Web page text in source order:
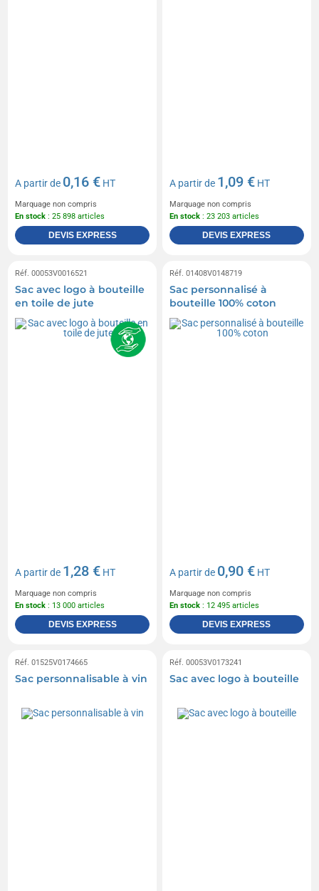
A partir de 0,16 € HT
Marquage non compris
En stock : 25 898 articles
DEVIS EXPRESS
A partir de 1,09 € HT
Marquage non compris
En stock : 23 203 articles
DEVIS EXPRESS
Réf. 00053V0016521
Sac avec logo à bouteille
en toile de jute
A partir de 1,28 € HT
Marquage non compris
En stock : 13 000 articles
DEVIS EXPRESS
Réf. 01408V0148719
Sac personnalisé à
bouteille 100% coton
A partir de 0,90 € HT
Marquage non compris
En stock : 12 495 articles
DEVIS EXPRESS
Réf. 01525V0174665
Sac personnalisable à vin
Réf. 00053V0173241
Sac avec logo à bouteille